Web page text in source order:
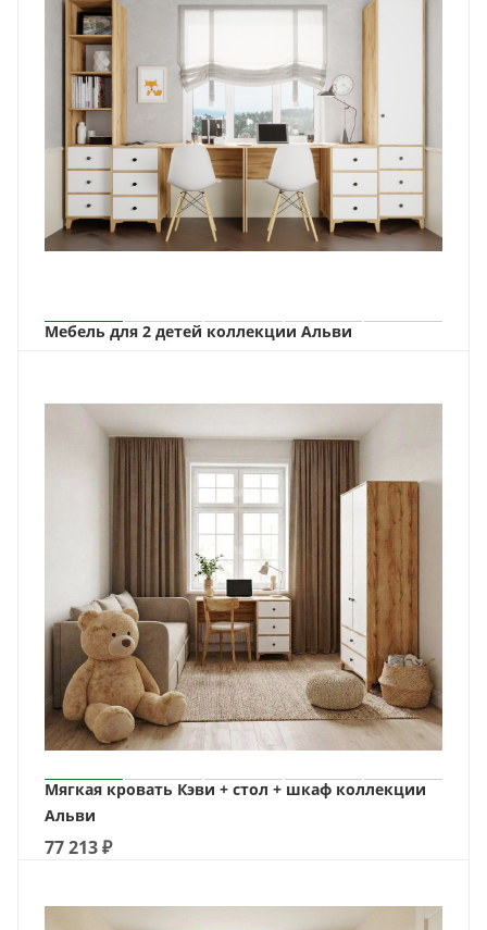
Мебель для 2 детей коллекции Альви
Мягкая кровать Кэви + стол + шкаф коллекции
Альви
77 213₽